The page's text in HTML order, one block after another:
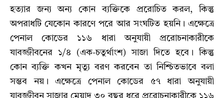
হত্যার জন্য অন্য কোন ব্যক্তিকে প্ররোচিত করল, কিন্তু
অপরাধটি যেকোন কারণে পরে আর সংঘটিত হয়নি। এক্ষেত্রে
পেনাল কোডের ১১৬ ধারা অনুযায়ী প্ররোচনাকারীকে
যাবজ্জীবনের ১/৪ (এক-চতুর্থাংশ) সাজা দিতে হবে। কিন্তু
কোন ব্যক্তি কখন মৃত্যু বরণ করবেন তা নিশ্চিতভাবে বলা
সম্ভব নয়। এক্ষেত্রে পেনাল কোডের ৫৭ ধারা অনুযায়ী
যাবজ্জীবন সাজার মেয়াদ ৩০ বছর ধরে প্ররোচনাকারীকে ১১৬